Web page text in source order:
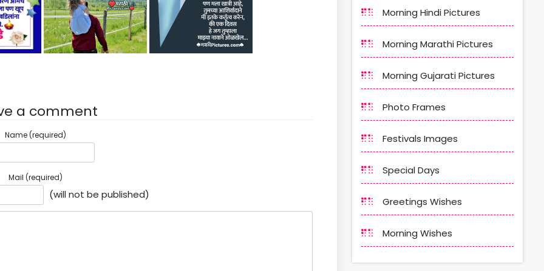
a comment
Name (required)
Mail (required)
(will not be published)
Morning Hindi Pictures
Morning Marathi Pictures
Morning Gujarati Pictures
Photo Frames
Festivals Images
Special Days
Greetings Wishes
Morning Wishes